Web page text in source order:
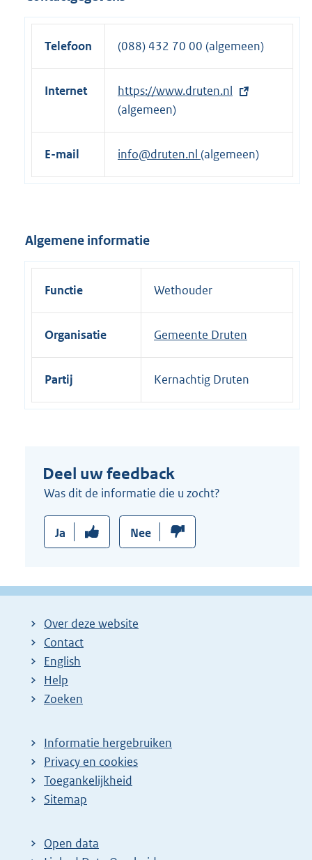
Telefoon (088) 432 70 00 (algemeen)
Internet
E
x
t
e
n
i
n
https://www.druten.nl
(algemeen)
E-mail info@druten.nl (algemeen)
Algemene informatie
Functie Wethouder
Organisatie Gemeente Druten
Partij Kernachtig Druten
Deel uw feedback
Was dit de informatie die u zocht?
Ja Nee
Over deze website
Contact
English
Help
Zoeken
Informatie hergebruiken
Privacy en cookies
Toegankelijkheid
Sitemap
Open data